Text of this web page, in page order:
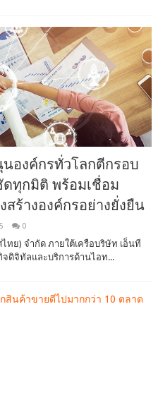
นองค์กรทั่วโลกตีกรอบ
ทุกมิติ พร้อมเชื่อม
ร้างองค์กรอย่างยั่งยืน
0
ไทย) จำกัด ภายใต้เครือบริษัท เอ็นที
ดิจิทัลและบริการด้านไอท...